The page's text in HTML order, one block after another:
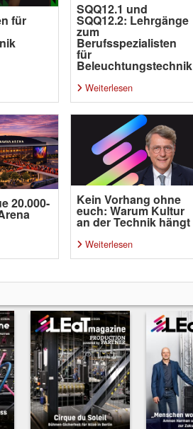
für
SQQ12.1 und
SQQ12.2: Lehrgänge
zum
Berufsspezialisten
für
Beleuchtungstechnik
Weiterlesen
20.000- Kein Vorhang ohne
euch: Warum Kultur
an der Technik hängt
Weiterlesen